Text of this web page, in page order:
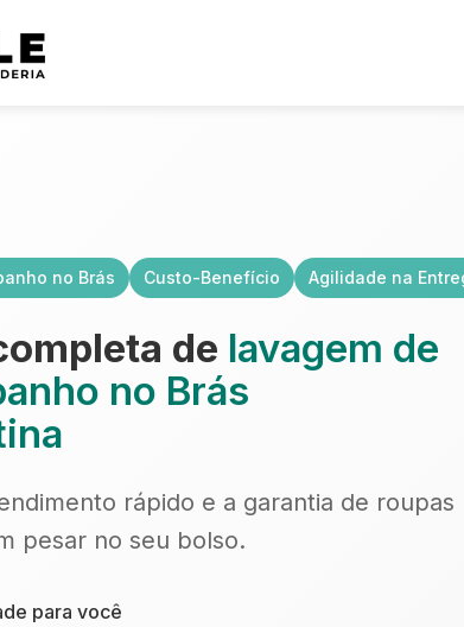
no Brás Custo-Benefício Agilidade na
de lavagem de
no Brás
rápido e a garantia de roupas
pesar no seu bolso.
para você